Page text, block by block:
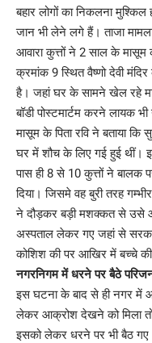
बहार लोगों का निकलना
जान भी लेने लगे हैं। ताजा
आवारा कुत्तों ने 2 साल के मासूम
क्रमांक 9 स्थित वैष्णो देवी
है। जहां घर के सामने खेल रहे
बॉडी पोस्टमार्टम करने लायक
मासूम के पिता रवि ने बताया
घर में शौच के लिए गई हुई थीं।
पास ही 8 से 10 कुत्तों ने
दिया। जिसमे वह बुरी तरह
ने दौड़कर बड़ी मशक्कत से उसे
अस्पताल लेकर गए जहां से
कोशिश की पर आखिर में बच्चे की
नगरनिगम में धरने पर बैठे
इस घटना के बाद से ही नगर में
लेकर आक्रोश देखने को मिला तो
इसको लेकर धरने पर भी बैठ गए।